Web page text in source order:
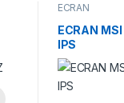
ECRAN
ECRAN
IPS